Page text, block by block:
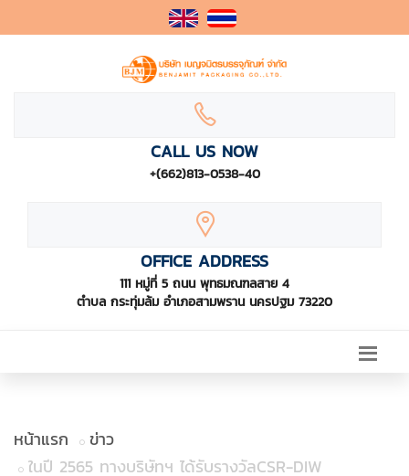
CALL US NOW
+(662)813-0538-40
OFFICE ADDRESS
111 หมู่ที่ 5 ถนน พุทธมณฑลสาย 4
ตำบล กระทุ่มล้ม อำเภอสามพราน นครปฐม 73220
หน้าแรก
ข่าว
ในปี 2565 ทางบริษัทฯ ได้รับรางวัลCSR-DIW